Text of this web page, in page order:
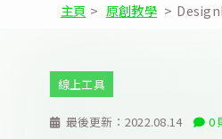
主頁 > 原創教學 >
最後更新： 2022.08.14 0
線上工具